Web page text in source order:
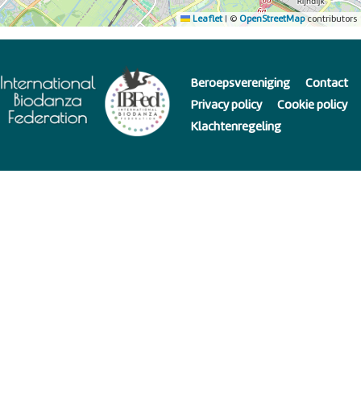
Leaflet © OpenStreetMapcontributors
Beroepsvereniging
Contact
Privacy policy
Cookie policy
Klachtenregeling